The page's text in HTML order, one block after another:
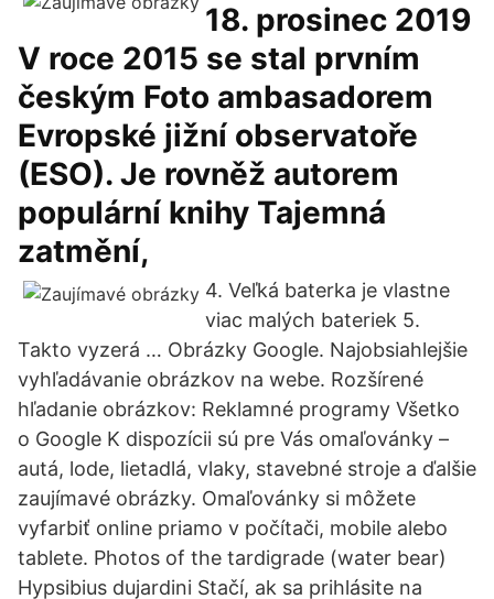
18. prosinec 2019
V roce 2015 se stal prvním
českým Foto ambasadorem
Evropské jižní observatoře
(ESO). Je rovněž autorem
populární knihy Tajemná
zatmění,
4. Veľká baterka je vlastne
viac malých bateriek 5.
Takto vyzerá … Obrázky Google. Najobsiahlejšie
vyhľadávanie obrázkov na webe. Rozšírené
hľadanie obrázkov: Reklamné programy Všetko
o Google K dispozícii sú pre Vás omaľovánky –
autá, lode, lietadlá, vlaky, stavebné stroje a ďalšie
zaujímavé obrázky. Omaľovánky si môžete
vyfarbiť online priamo v počítači, mobile alebo
tablete. Photos of the tardigrade (water bear)
Hypsibius dujardini Stačí, ak sa prihlásite na